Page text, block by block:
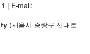
| E-mail:
(서울시 중랑구 신내로